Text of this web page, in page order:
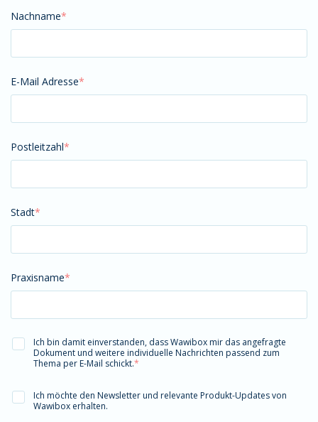
Nachname*
E-Mail Adresse*
Postleitzahl*
Stadt*
Praxisname*
Ich bin damit einverstanden, dass Wawibox mir das angefragte
Dokument und weitere individuelle Nachrichten passend zum
Thema per E-Mail schickt.*
Ich möchte den Newsletter und relevante Produkt-Updates von
Wawibox erhalten.